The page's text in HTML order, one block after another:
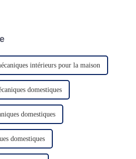
intérieurs pour la maison
domestiques
domestiques
domestiques